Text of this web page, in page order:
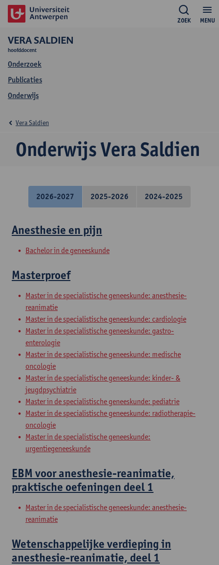
MENU
ZOEK
VERA SALDIEN
hoofddocent
Onderzoek
Publicaties
Onderwijs
Onderwijs Vera Saldien
Vera Saldien
2026-2027 2025-2026 2024-2025
Anesthesie en pijn
Bachelor in de geneeskunde
Masterproef
Master in de specialistische geneeskunde: anesthesie-
reanimatie
Master in de specialistische geneeskunde: cardiologie
Master in de specialistische geneeskunde: gastro-
enterologie
Master in de specialistische geneeskunde: medische
oncologie
Master in de specialistische geneeskunde: kinder- &
jeugdpsychiatrie
Master in de specialistische geneeskunde: pediatrie
Master in de specialistische geneeskunde: radiotherapie-
oncologie
Master in de specialistische geneeskunde:
urgentiegeneeskunde
EBM voor anesthesie-reanimatie,
praktische oefeningen deel 1
Master in de specialistische geneeskunde: anesthesie-
reanimatie
Wetenschappelijke verdieping in
anesthesie-reanimatie, deel 1